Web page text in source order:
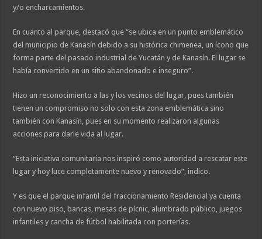
y/o encharcamientos.
En cuanto al parque, destacó que “se ubica en un punto emblemático
del municipio de Kanasín debido a su histórica chimenea, un ícono que
forma parte del pasado industrial de Yucatán y de Kanasín. El lugar se
había convertido en un sitio abandonado e inseguro”.
Hizo un reconocimiento a las y los vecinos del lugar, pues también
tienen un compromiso no solo con esta zona emblemática sino
también con Kanasín, pues en su momento realizaron algunas
acciones para darle vida al lugar.
“Esta iniciativa comunitaria nos inspiró como autoridad a rescatar este
lugar y hoy luce completamente nuevo y renovado”, indico.
Y es que el parque infantil del fraccionamiento Residencial ya cuenta
con nuevo piso, bancas, mesas de pícnic, alumbrado público, juegos
infantiles y cancha de fútbol habilitada con porterías.